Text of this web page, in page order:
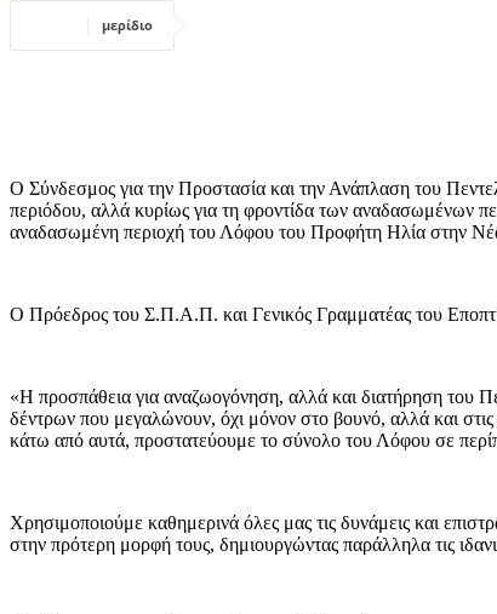
μερίδιο
Ο Σύνδεσμος για την Προστασία και την Ανάπλαση του
περιόδου, αλλά κυρίως για τη φροντίδα των αναδασωμένων
αναδασωμένη περιοχή του Λόφου του Προφήτη Ηλία στην
Ο Πρόεδρος του Σ.Π.Α.Π. και Γενικός Γραμματέας του
«Η προσπάθεια για αναζωογόνηση, αλλά και διατήρηση του
δέντρων που μεγαλώνουν, όχι μόνον στο βουνό, αλλά και
κάτω από αυτά, προστατεύουμε το σύνολο του Λόφου σε
Χρησιμοποιούμε καθημερινά όλες μας τις δυνάμεις και
στην πρότερη μορφή τους, δημιουργώντας παράλληλα τις